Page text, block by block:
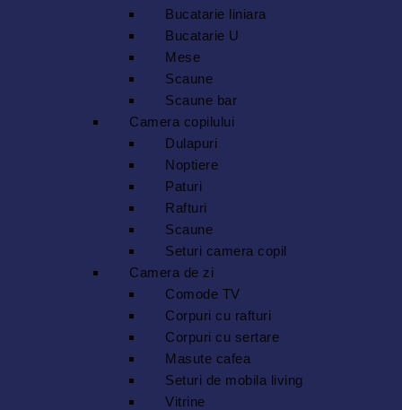
Bucatarie liniara
Bucatarie U
Mese
Scaune
Scaune bar
Camera copilului
Dulapuri
Noptiere
Paturi
Rafturi
Scaune
Seturi camera copil
Camera de zi
Comode TV
Corpuri cu rafturi
Corpuri cu sertare
Masute cafea
Seturi de mobila living
Vitrine